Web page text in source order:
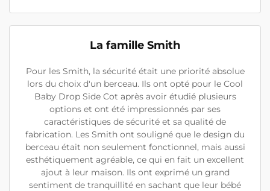
La famille Smith
Pour les Smith, la sécurité était une priorité absolue
lors du choix d'un berceau. Ils ont opté pour le Cool
Baby Drop Side Cot après avoir étudié plusieurs
options et ont été impressionnés par ses
caractéristiques de sécurité et sa qualité de
fabrication. Les Smith ont souligné que le design du
berceau était non seulement fonctionnel, mais aussi
esthétiquement agréable, ce qui en fait un excellent
ajout à leur maison. Ils ont exprimé un grand
sentiment de tranquillité en sachant que leur bébé